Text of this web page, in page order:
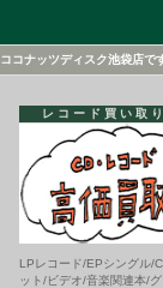
ココナッツディスク池袋店で
レコード買い取
LPレコード/EPシングル/
ット/ビデオ/音楽関連本/